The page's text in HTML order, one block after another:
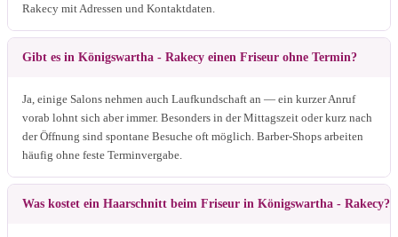
Rakecy mit Adressen und Kontaktdaten.
Gibt es in Königswartha - Rakecy einen Friseur ohne Termin?
Ja, einige Salons nehmen auch Laufkundschaft an — ein kurzer Anruf
vorab lohnt sich aber immer. Besonders in der Mittagszeit oder kurz nach
der Öffnung sind spontane Besuche oft möglich. Barber-Shops arbeiten
häufig ohne feste Terminvergabe.
Was kostet ein Haarschnitt beim Friseur in Königswartha - Rakecy?